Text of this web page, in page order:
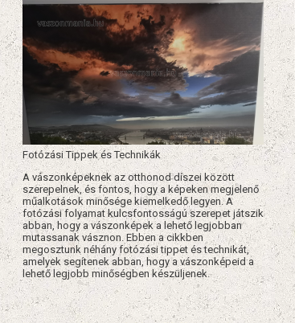
Fotózási Tippek és Technikák
A vászonképeknek az otthonod díszei között
szerepelnek, és fontos, hogy a képeken megjelenő
műalkotások minősége kiemelkedő legyen. A
fotózási folyamat kulcsfontosságú szerepet játszik
abban, hogy a vászonképek a lehető legjobban
mutassanak vásznon. Ebben a cikkben
megosztunk néhány fotózási tippet és technikát,
amelyek segítenek abban, hogy a vászonképeid a
lehető legjobb minőségben készüljenek.